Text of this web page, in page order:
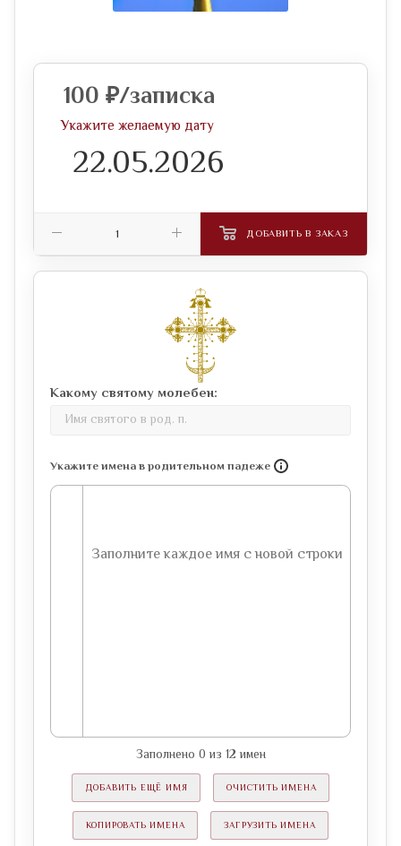
Какому святому молебен:
Укажите имена в родительном падеже
Заполнено 0 из 12 имен
ДОБАВИТЬ ЕЩЁ ИМЯ ОЧИСТИТЬ ИМЕНА
КОПИРОВАТЬ ИМЕНА ЗАГРУЗИТЬ ИМЕНА
100 ₽/записка
Укажите желаемую дату
ДОБАВИТЬ В ЗАКАЗ